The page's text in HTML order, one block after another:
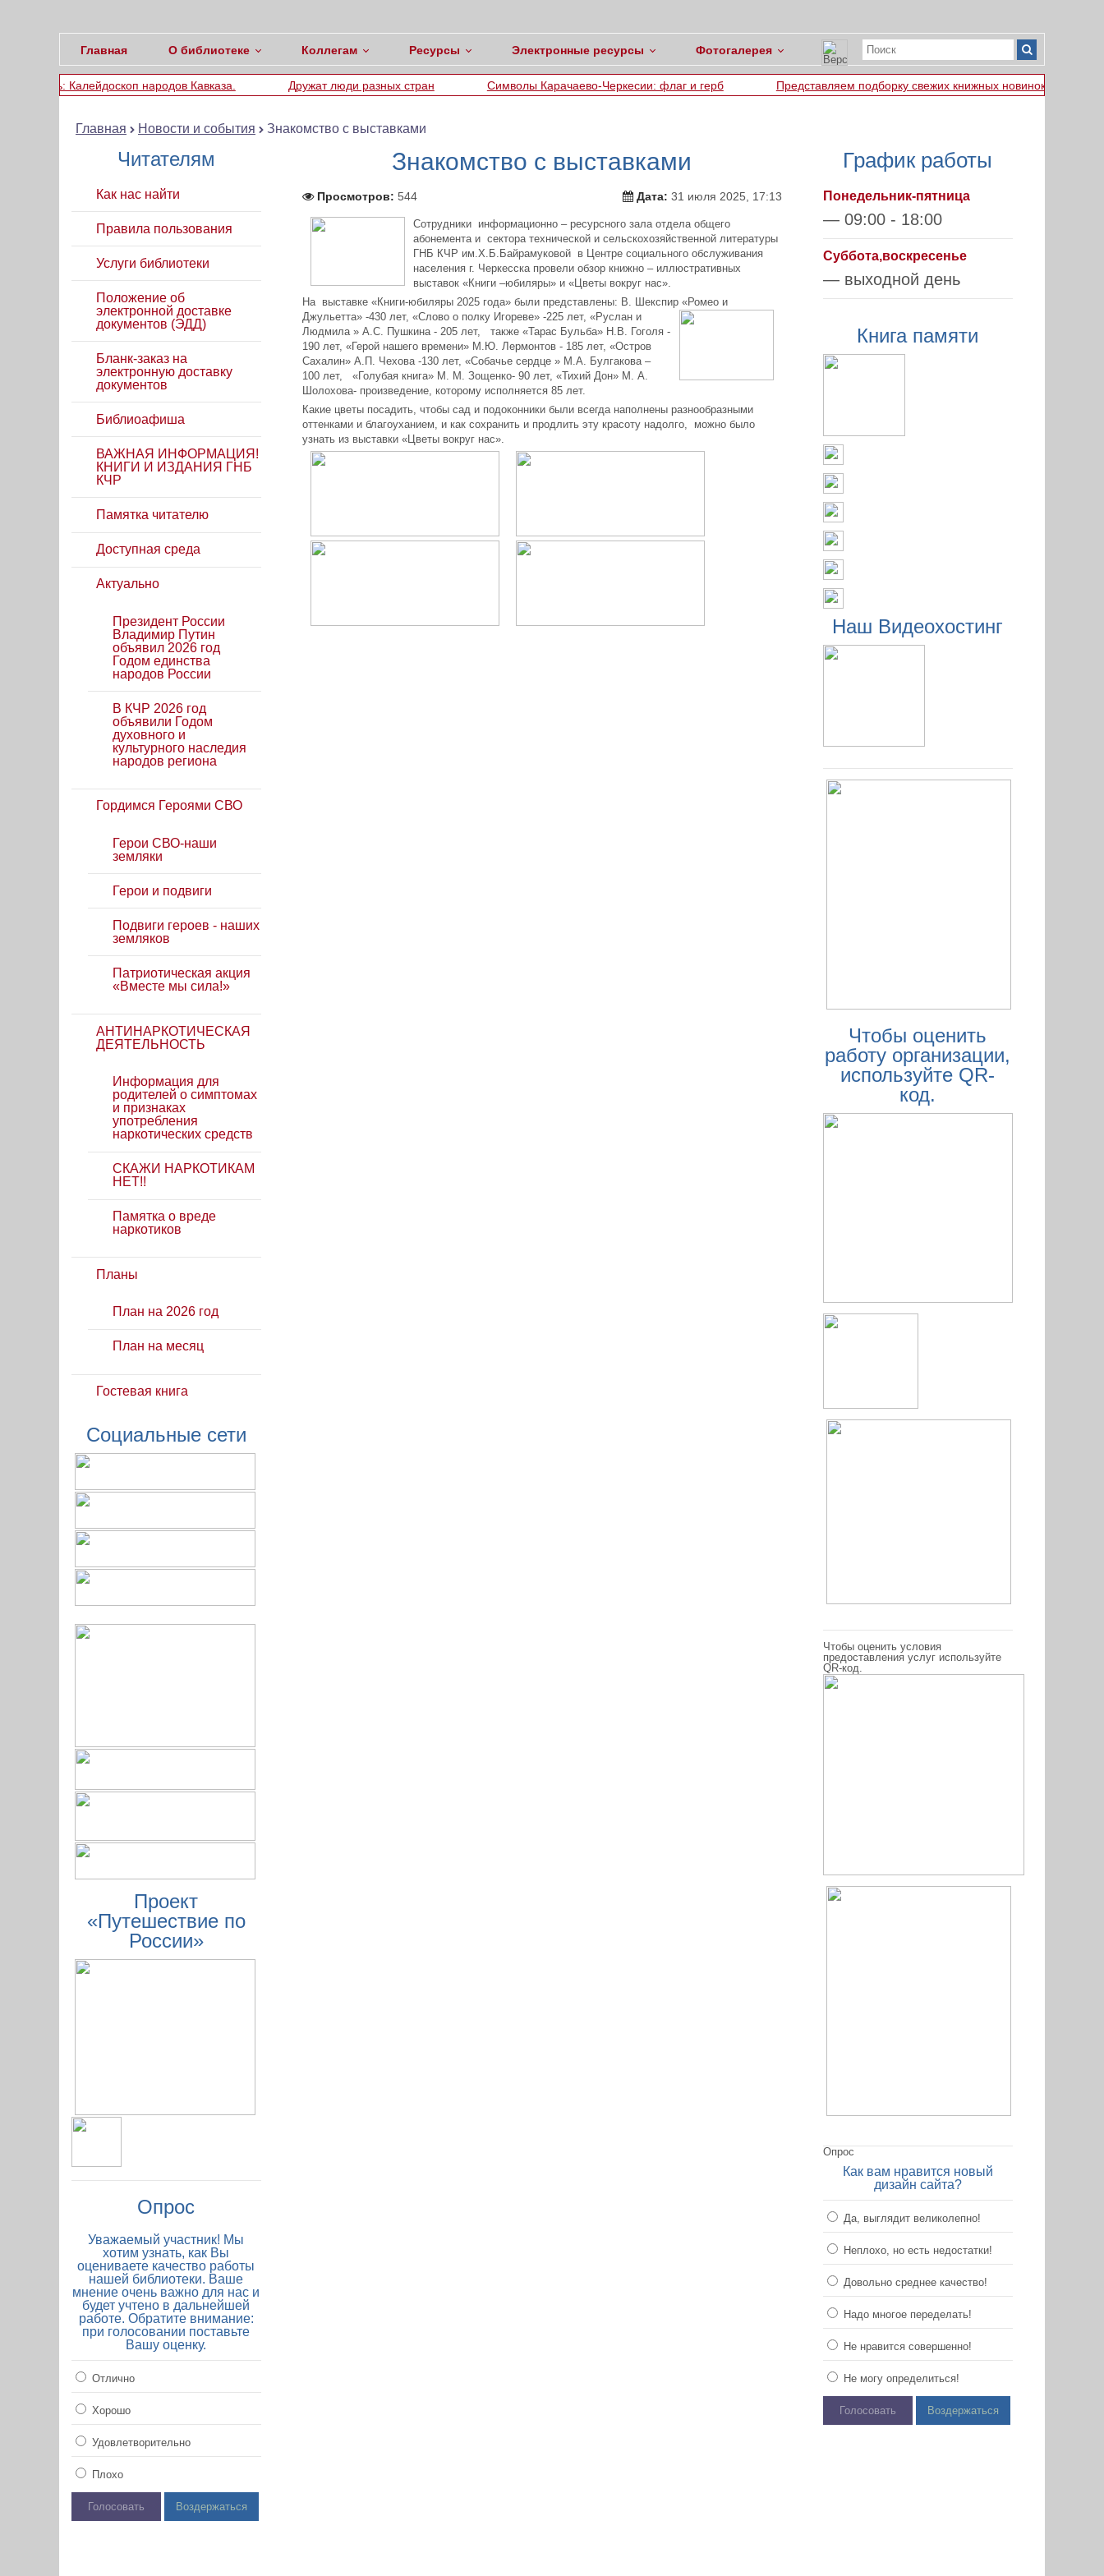
Главная О библиотеке Коллегам Ресурсы Электронные ресурсы Фотогалерея
народов Кавказа. Дружат люди разных стран Символы Карачаево-Черкесии: флаг и герб Представляем подборку свежих книжных новинок, которые включают в
Главная Новости и события Знакомство с выставками
Читателям
Как нас найти
Правила пользования
Услуги библиотеки
Положение об
электронной доставке
документов (ЭДД)
Бланк-заказ на
электронную доставку
документов
Библиоафиша
ВАЖНАЯ ИНФОРМАЦИЯ!
КНИГИ И ИЗДАНИЯ ГНБ
КЧР
Памятка читателю
Доступная среда
Актуально
Президент России
Владимир Путин
объявил 2026 год
Годом единства
народов России
В КЧР 2026 год
объявили Годом
духовного и
культурного наследия
народов региона
Гордимся Героями СВО
Герои СВО-наши
земляки
Герои и подвиги
Подвиги героев - наших
земляков
Патриотическая акция
«Вместе мы сила!»
АНТИНАРКОТИЧЕСКАЯ
ДЕЯТЕЛЬНОСТЬ
Информация для
родителей о симптомах
и признаках
употребления
наркотических средств
СКАЖИ НАРКОТИКАМ
НЕТ!!
Памятка о вреде
наркотиков
Планы
План на 2026 год
План на месяц
Гостевая книга
Социальные сети
Проект
«Путешествие по
России»
Опрос
Уважаемый участник! Мы
хотим узнать, как Вы
оцениваете качество работы
нашей библиотеки. Ваше
мнение очень важно для нас и
будет учтено в дальнейшей
работе. Обратите внимание:
при голосовании поставьте
Вашу оценку.
Отлично
Хорошо
Удовлетворительно
Плохо
Голосовать Воздержаться
Знакомство с выставками
Просмотров: 544 Дата: 31 июля 2025, 17:13
Сотрудники информационно – ресурсного зала отдела общего
абонемента и сектора технической и сельскохозяйственной литературы
ГНБ КЧР им.Х.Б.Байрамуковой в Центре социального обслуживания
населения г. Черкесска провели обзор книжно – иллюстративных
выставок «Книги –юбиляры» и «Цветы вокруг нас».
На выставке «Книги-юбиляры 2025 года» были представлены: В. Шекспир «Ромео и
Джульетта» -430лет, «Слово о полку Игореве» -225 лет, «Руслан и
Людмила » А.С. Пушкина - 205 лет, также «Тарас Бульба» Н.В. Гоголя -
190 лет, «Герой нашего времени» М.Ю. Лермонтов - 185 лет, «Остров
Сахалин» А.П. Чехова -130 лет, «Собачье сердце » М.А. Булгакова –
100 лет, «Голубая книга» М. М. Зощенко- 90 лет, «Тихий Дон» М. А.
Шолохова- произведение, которому исполняется 85 лет.
Какие цветы посадить, чтобы сад и подоконники были всегда наполнены разнообразными
оттенками и благоуханием, и как сохранить и продлить эту красоту надолго, можно было
узнать из выставки «Цветы вокруг нас».
График работы
Понедельник-пятница
— 09:00 - 18:00
Суббота,воскресенье
— выходной день
Книга памяти
Наш Видеохостинг
Чтобы оценить
работу организации,
используйте QR-
код.
Чтобы оценить условия
предоставления услуг используйте
QR-код.
Опрос
Как вам нравится новый
дизайн сайта?
Да, выглядит великолепно!
Неплохо, но есть недостатки!
Довольно среднее качество!
Надо многое переделать!
Не нравится совершенно!
Не могу определиться!
Голосовать Воздержаться